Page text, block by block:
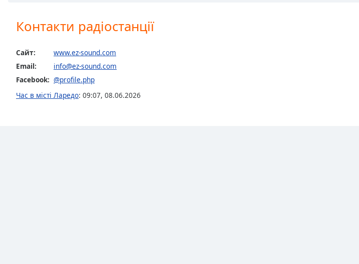
window.
Color
Контакти радіостанції
Сайт:
www.ez-sound.com
Email:
info@ez-sound.com
Facebook: @profile.php
Час в місті Ларедо: 09:07, 08.06.2026